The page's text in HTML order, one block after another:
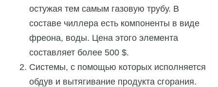
остужая тем самым газовую трубу. В
составе чиллера есть компоненты в виде
фреона, воды. Цена этого элемента
составляет более 500 $.
Системы, с помощью которых исполняется
обдув и вытягивание продукта сгорания.